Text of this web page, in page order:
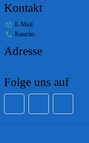
Kontakt
E-Mail
Kanzlei
Adresse
Folge uns auf